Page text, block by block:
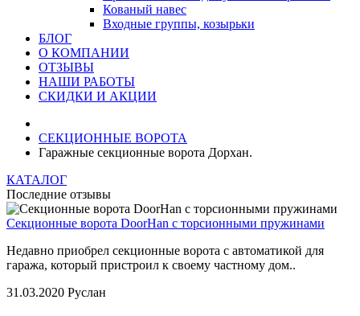
Кованый навес
Входные группы, козырьки
БЛОГ
О КОМПАНИИ
ОТЗЫВЫ
НАШИ РАБОТЫ
СКИДКИ И АКЦИИ
СЕКЦИОННЫЕ ВОРОТА
Гаражные секционные ворота Дорхан.
КАТАЛОГ
Последние отзывы
Секционные ворота DoorHan с торсионными пружинами
Недавно приобрел секционные ворота с автоматикой для
гаража, который пристроил к своему частному дом..
31.03.2020 Руслан